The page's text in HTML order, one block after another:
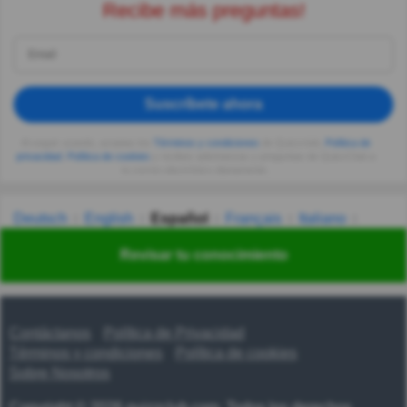
Revisar tu conocimiento
Recibe más preguntas!
Suscríbete ahora
privacidad
Deutsch English Español Français
Italiano
Українська हिन्दी 한국어 汉语
Contáctanos
Política de Privacidad
Términos y condiciones